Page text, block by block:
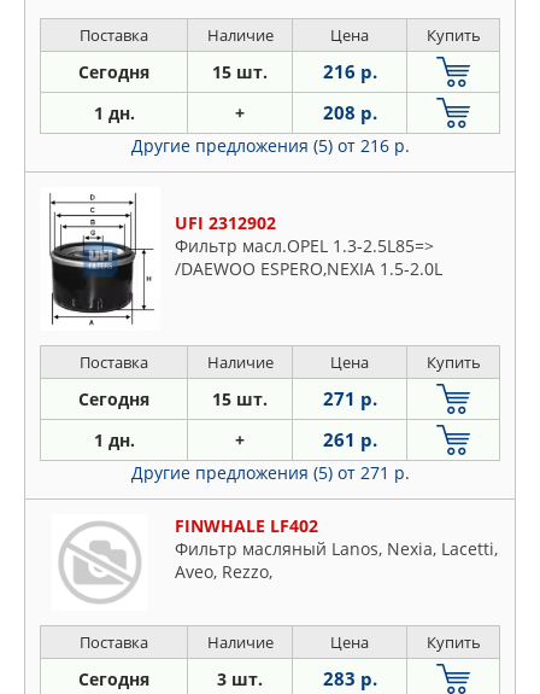
Поставка Наличие Цена Купить
Сегодня 15 шт. 216 р.
1 дн. + 208 р.
Другие предложения (5) от 216 р.
UFI 2312902
Фильтр масл.OPEL 1.3-2.5L85=>
/DAEWOO ESPERO,NEXIA 1.5-2.0L
Поставка Наличие Цена Купить
Сегодня 15 шт. 271 р.
1 дн. + 261 р.
Другие предложения (5) от 271 р.
FINWHALE LF402
Фильтр масляный Lanos, Nexia, Lacetti,
Aveo, Rezzo,
Поставка Наличие Цена Купить
Сегодня 3 шт. 283 р.